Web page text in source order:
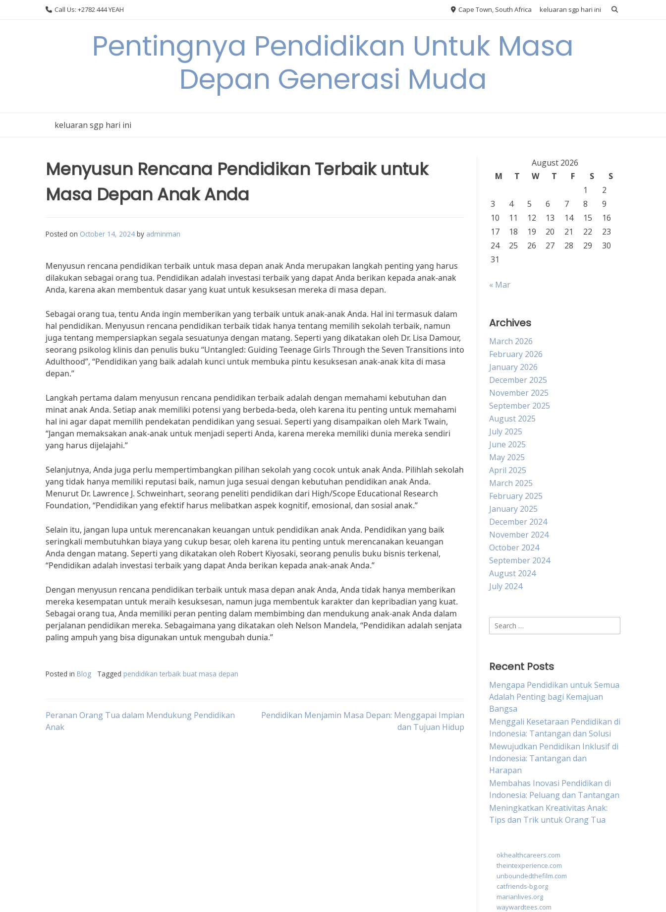
Call Us: +2782 444 YEAH Cape Town, South Africa keluaran sgp hari ini
Pentingnya Pendidikan Untuk Masa
Depan Generasi Muda
keluaran sgp hari ini
Menyusun Rencana Pendidikan Terbaik untuk
Masa Depan Anak Anda
Posted on October 14, 2024 by adminman
Menyusun rencana pendidikan terbaik untuk masa depan anak Anda merupakan langkah penting yang harus
dilakukan sebagai orang tua. Pendidikan adalah investasi terbaik yang dapat Anda berikan kepada anak-anak
Anda, karena akan membentuk dasar yang kuat untuk kesuksesan mereka di masa depan.
Sebagai orang tua, tentu Anda ingin memberikan yang terbaik untuk anak-anak Anda. Hal ini termasuk dalam
hal pendidikan. Menyusun rencana pendidikan terbaik tidak hanya tentang memilih sekolah terbaik, namun
juga tentang mempersiapkan segala sesuatunya dengan matang. Seperti yang dikatakan oleh Dr. Lisa Damour,
seorang psikolog klinis dan penulis buku “Untangled: Guiding Teenage Girls Through the Seven Transitions into
Adulthood”, “Pendidikan yang baik adalah kunci untuk membuka pintu kesuksesan anak-anak kita di masa
depan.”
Langkah pertama dalam menyusun rencana pendidikan terbaik adalah dengan memahami kebutuhan dan
minat anak Anda. Setiap anak memiliki potensi yang berbeda-beda, oleh karena itu penting untuk memahami
hal ini agar dapat memilih pendekatan pendidikan yang sesuai. Seperti yang disampaikan oleh Mark Twain,
“Jangan memaksakan anak-anak untuk menjadi seperti Anda, karena mereka memiliki dunia mereka sendiri
yang harus dijelajahi.”
Selanjutnya, Anda juga perlu mempertimbangkan pilihan sekolah yang cocok untuk anak Anda. Pilihlah sekolah
yang tidak hanya memiliki reputasi baik, namun juga sesuai dengan kebutuhan pendidikan anak Anda.
Menurut Dr. Lawrence J. Schweinhart, seorang peneliti pendidikan dari High/Scope Educational Research
Foundation, “Pendidikan yang efektif harus melibatkan aspek kognitif, emosional, dan sosial anak.”
Selain itu, jangan lupa untuk merencanakan keuangan untuk pendidikan anak Anda. Pendidikan yang baik
seringkali membutuhkan biaya yang cukup besar, oleh karena itu penting untuk merencanakan keuangan
Anda dengan matang. Seperti yang dikatakan oleh Robert Kiyosaki, seorang penulis buku bisnis terkenal,
“Pendidikan adalah investasi terbaik yang dapat Anda berikan kepada anak-anak Anda.”
Dengan menyusun rencana pendidikan terbaik untuk masa depan anak Anda, Anda tidak hanya memberikan
mereka kesempatan untuk meraih kesuksesan, namun juga membentuk karakter dan kepribadian yang kuat.
Sebagai orang tua, Anda memiliki peran penting dalam membimbing dan mendukung anak-anak Anda dalam
perjalanan pendidikan mereka. Sebagaimana yang dikatakan oleh Nelson Mandela, “Pendidikan adalah senjata
paling ampuh yang bisa digunakan untuk mengubah dunia.”
Posted in Blog Tagged pendidikan terbaik buat masa depan
Post
Peranan Orang Tua dalam Mendukung Pendidikan
Anak
Pendidikan Menjamin Masa Depan: Menggapai Impian
dan Tujuan Hidup
August 2026
M
T W T F S
S
1
2
3
4 5 6 7 8
9
10
11 12 13 14 15
16
17
18 19 20 21 22
23
24
25 26 27 28 29
30
31
« Mar
Archives
March 2026
February 2026
January 2026
December 2025
November 2025
September 2025
August 2025
July 2025
June 2025
May 2025
April 2025
March 2025
February 2025
January 2025
December 2024
November 2024
October 2024
September 2024
August 2024
July 2024
Search
for:
Recent Posts
Mengapa Pendidikan untuk Semua
Adalah Penting bagi Kemajuan
Bangsa
Menggali Kesetaraan Pendidikan di
Indonesia: Tantangan dan Solusi
Mewujudkan Pendidikan Inklusif di
Indonesia: Tantangan dan
Harapan
Membahas Inovasi Pendidikan di
Indonesia: Peluang dan Tantangan
Meningkatkan Kreativitas Anak:
Tips dan Trik untuk Orang Tua
okhealthcareers.com
theintexperience.com
unboundedthefilm.com
catfriends-bg.org
marianlives.org
waywardtees.com